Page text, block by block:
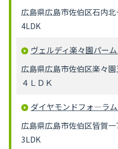
広島県広島市佐伯区石内
4LDK
ヴェルディ楽々園パー
広島県広島市佐伯区楽々園
４ＬＤＫ
ダイヤモンドフォ―ラ
広島県広島市佐伯区皆賀
3LDK